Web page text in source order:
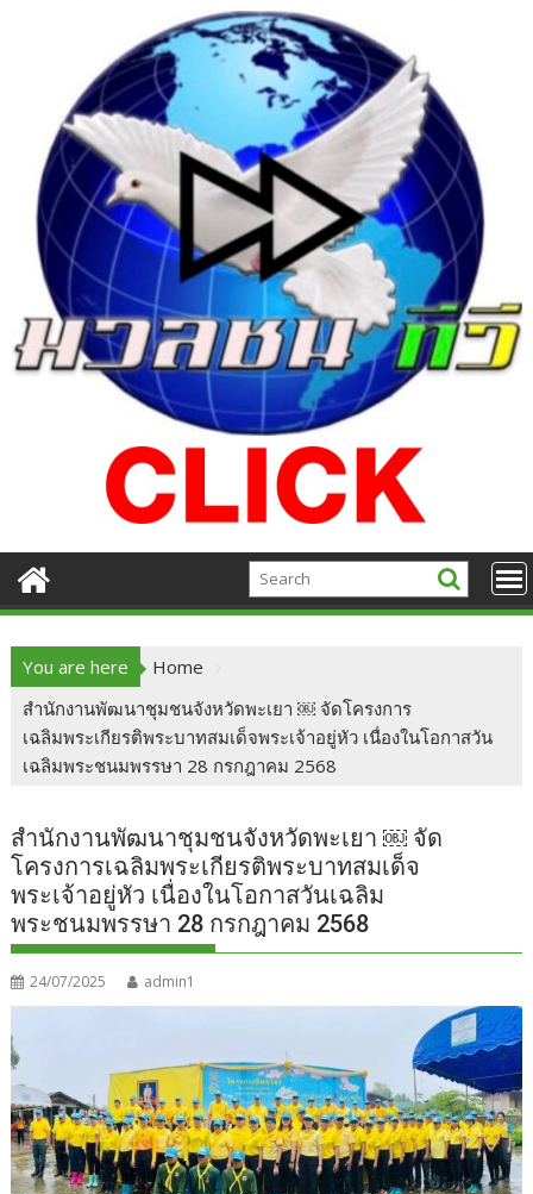
You are here
Home
สำนักงานพัฒนาชุมชนจังหวัดพะเยา ￼ จัดโครงการ
เฉลิมพระเกียรติพระบาทสมเด็จพระเจ้าอยู่หัว เนื่องในโอกาสวัน
เฉลิมพระชนมพรรษา 28 กรกฎาคม 2568
สำนักงานพัฒนาชุมชนจังหวัดพะเยา ￼ จัด
โครงการเฉลิมพระเกียรติพระบาทสมเด็จ
พระเจ้าอยู่หัว เนื่องในโอกาสวันเฉลิม
พระชนมพรรษา 28 กรกฎาคม 2568
24/07/2025 admin1